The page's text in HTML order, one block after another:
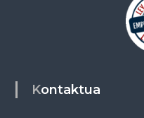
Kontaktua